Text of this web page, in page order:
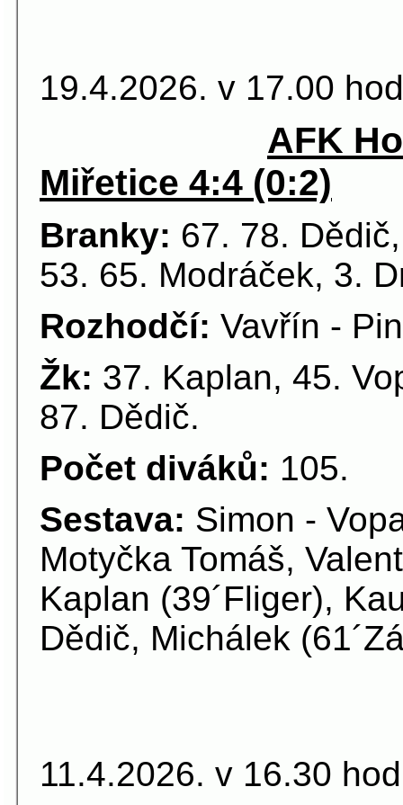
19.4.2026. v 17.00
AFK
Miřetice 4:4 (0:2)
Branky: 67. 78.
53. 65. Modráček, 3.
Rozhodčí: Vavřín -
Žk: 37. Kaplan, 45.
87. Dědič.
Počet diváků: 105.
Sestava: Simon -
Motyčka Tomáš,
Kaplan (39´Fliger),
Dědič, Michálek
11.4.2026. v 16.30